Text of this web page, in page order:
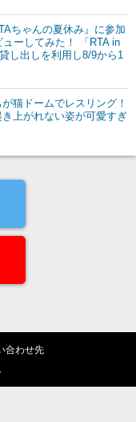
ちゃんの夏休み』に参加
ーしてみた！ 「RTA in
し出しを利用し8/9から1
猫ドームでレスリング！
上がれない姿が可愛すぎ
合わせ先